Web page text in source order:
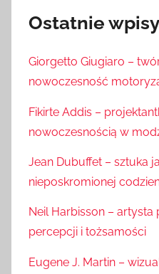
Ostatnie wpisy
Giorgetto Giugiaro –
nowoczesność
Fikirte Addis –
nowoczesnością w
Jean Dubuffet – sztuka
nieposkromionej
Neil Harbisson –
percepcji i tożsamości
Eugene J. Martin –